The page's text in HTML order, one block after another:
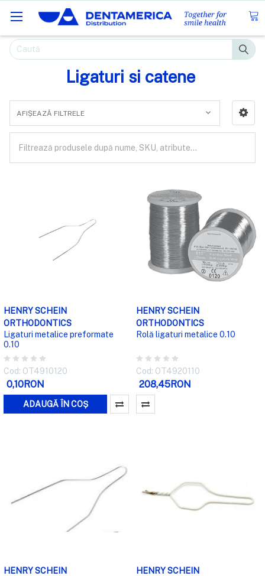
Caută
Ligaturi si catene
AFIȘEAZĂ FILTRELE
HENRY SCHEIN
ORTHODONTICS
Ligaturi metalice preformate
0.10
Cod: OT4910120
0,10RON
ADAUGĂ ÎN COȘ
HENRY SCHEIN
ORTHODONTICS
Rolă ligaturi metalice 0.10
Cod: OT4920110
208,45RON
HENRY SCHEIN
HENRY SCHEIN